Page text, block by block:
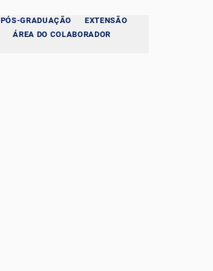
PÓS-GRADUAÇÃO
EXTENSÃO
ÁREA DO COLABORADOR